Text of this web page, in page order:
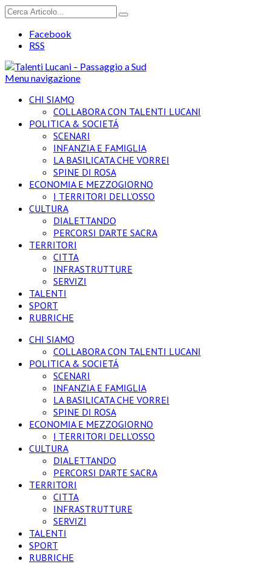
Facebook
RSS
Menu navigazione
CHI SIAMO
COLLABORA CON TALENTI LUCANI
POLITICA & SOCIETÁ
SCENARI
INFANZIA E FAMIGLIA
LA BASILICATA CHE VORREI
SPINE DI ROSA
ECONOMIA E MEZZOGIORNO
I TERRITORI DELL’OSSO
CULTURA
DIALETTANDO
PERCORSI D’ARTE SACRA
TERRITORI
CITTA
INFRASTRUTTURE
SERVIZI
TALENTI
SPORT
RUBRICHE
CHI SIAMO
COLLABORA CON TALENTI LUCANI
POLITICA & SOCIETÁ
SCENARI
INFANZIA E FAMIGLIA
LA BASILICATA CHE VORREI
SPINE DI ROSA
ECONOMIA E MEZZOGIORNO
I TERRITORI DELL’OSSO
CULTURA
DIALETTANDO
PERCORSI D’ARTE SACRA
TERRITORI
CITTA
INFRASTRUTTURE
SERVIZI
TALENTI
SPORT
RUBRICHE